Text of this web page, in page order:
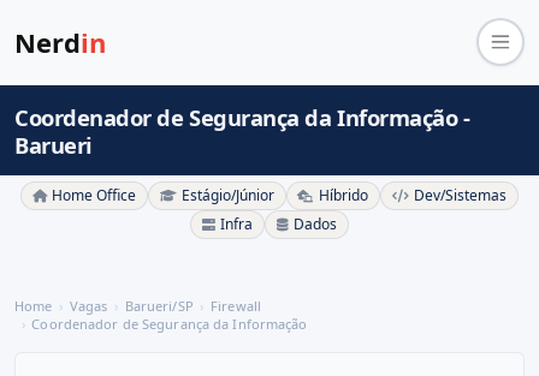
Nerdin
Coordenador de Segurança da Informação -
Barueri
Home Office Estágio/Júnior Híbrido
Dev/Sistemas
Infra
Dados
Home Vagas Barueri/SP
Firewall
Coordenador de Segurança da Informação